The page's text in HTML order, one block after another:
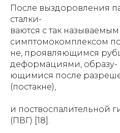
После выздоровления
сталки-
ваются с так называемым
симптомокомплексом
не, проявляющимся
деформациями, образу-
ющимися после
(постакне),
и поствоспалительной
(ПВГ) [18].